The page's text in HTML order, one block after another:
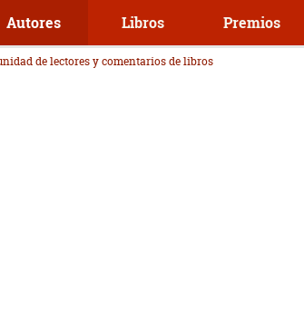
Autores Libros Premios
de lectores y comentarios de libros